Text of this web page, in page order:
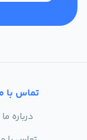
تماس با
درباره ما